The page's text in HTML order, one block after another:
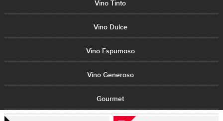
Vino Tinto
Vino Dulce
Vino Espumoso
Vino Generoso
Gourmet